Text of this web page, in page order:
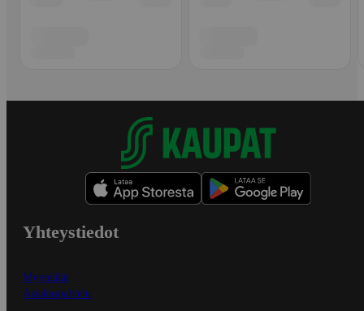
Yhteystiedot
Myymälät
Asiakaspalvelu